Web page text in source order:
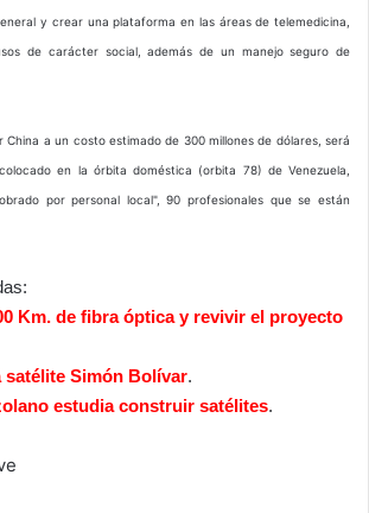
y crear una plataforma en las áreas de telemedicina,
de carácter social, además de un manejo seguro de
China a un costo estimado de 300 millones de dólares, será
en la órbita doméstica (orbita 78) de Venezuela,
por personal local", 90 profesionales que se están
Km. de fibra óptica y revivir el proyecto
satélite Simón Bolívar.
estudia construir satélites.